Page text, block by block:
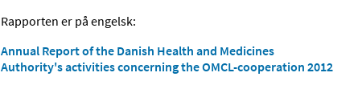
Rapporten er på engelsk:
Annual Report of the Danish Health and Medicines
Authority's activities concerning the OMCL-cooperation 2012